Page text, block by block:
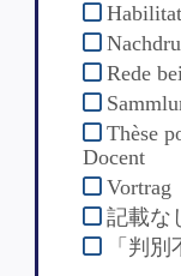
Rede
Thèse
Docent
Vortrag
記載な
「判別